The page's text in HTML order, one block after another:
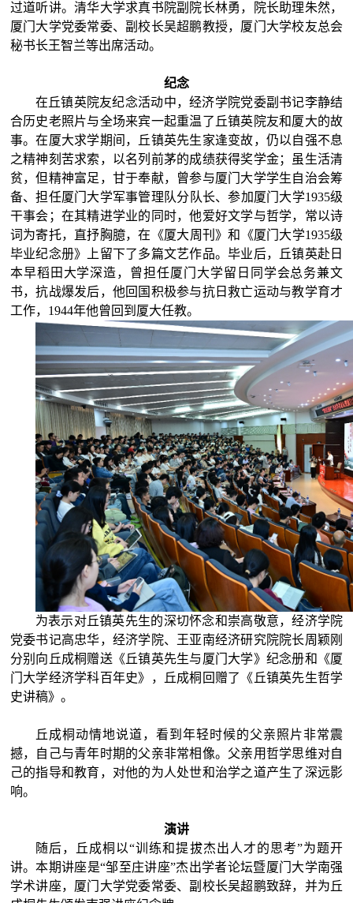
过道听讲。清华大学求真书院副院长林勇，院长助理朱然，
厦门大学党委常委、副校长吴超鹏教授，厦门大学校友总会
秘书长王智兰等出席活动。
纪念
在丘镇英院友纪念活动中，经济学院党委副书记李静结
合历史老照片与全场来宾一起重温了丘镇英院友和厦大的故
事。在厦大求学期间，丘镇英先生家逢变故，仍以自强不息
之精神刻苦求索，以名列前茅的成绩获得奖学金；虽生活清
贫，但精神富足，甘于奉献，曾参与厦门大学学生自治会筹
备、担任厦门大学军事管理队分队长、参加厦门大学1935级
干事会；在其精进学业的同时，他爱好文学与哲学，常以诗
词为寄托，直抒胸臆，在《厦大周刊》和《厦门大学1935级
毕业纪念册》上留下了多篇文艺作品。毕业后，丘镇英赴日
本早稻田大学深造，曾担任厦门大学留日同学会总务兼文
书，抗战爆发后，他回国积极参与抗日救亡运动与教学育才
工作， 1944年他曾回到厦大任教。
为表示对丘镇英先生的深切怀念和崇高敬意，经济学院
党委书记高忠华，经济学院、王亚南经济研究院院长周颖刚
分别向丘成桐赠送《丘镇英先生与厦门大学》纪念册和《厦
门大学经济学科百年史》，丘成桐回赠了《丘镇英先生哲学
史讲稿》。
丘成桐动情地说道，看到年轻时候的父亲照片非常震
撼，自己与青年时期的父亲非常相像。父亲用哲学思维对自
己的指导和教育，对他的为人处世和治学之道产生了深远影
响。
演讲
随后，丘成桐以“训练和提拔杰出人才的思考”为题开
讲。本期讲座是“邹至庄讲座”杰出学者论坛暨厦门大学南强
学术讲座，厦门大学党委常委、副校长吴超鹏致辞，并为丘